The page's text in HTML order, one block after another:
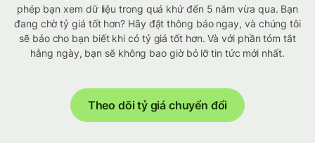
phép bạn xem dữ liệu trong quá khứ đến 5 năm vừa qua. Bạn
đang chờ tỷ giá tốt hơn? Hãy đặt thông báo ngay, và chúng tôi
sẽ báo cho bạn biết khi có tỷ giá tốt hơn. Và với phần tóm tắt
hằng ngày, bạn sẽ không bao giờ bỏ lỡ tin tức mới nhất.
Theo dõi tỷ giá chuyển đổi